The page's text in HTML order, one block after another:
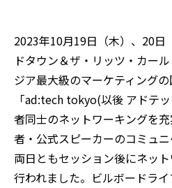
2023年10月19日（木）、20日
ドタウン＆ザ・リッツ・カー
ジア最大級のマーケティング
「ad:tech tokyo(以後 アドテ
者同士のネットワーキングを
者・公式スピーカーのコミュニ
両日ともセッション後にネッ
行われました。ビルボードラ